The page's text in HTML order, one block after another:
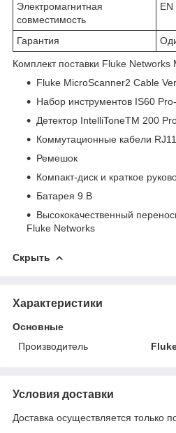
Электромагнитная
совместимость
EN
Гарантия
Комплект поставки Fluke Networks
Fluke MicroScanner2 Cable
Набор инструментов IS60
Детектор IntelliToneTM 200
Коммутационные кабели
Ремешок
Компакт-диск и краткое
Батарея 9 В
Высококачественный
Fluke Networks
Скрыть
Характеристики
Основные
Производитель
Условия доставки
Доставка осуществляется только